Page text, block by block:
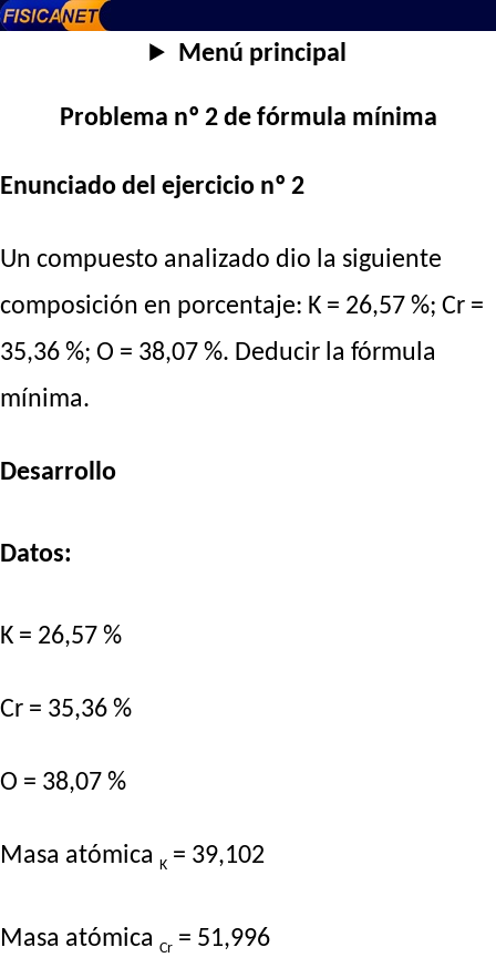
Menú principal
Problema nº 2 de fórmula mínima
Enunciado del ejercicio nº 2
Un compuesto analizado dio la siguiente
composición en porcentaje: K = 26,57 %; Cr =
35,36 %; O = 38,07 %. Deducir la fórmula
mínima.
Desarrollo
Datos:
K = 26,57 %
Cr = 35,36 %
O = 38,07 %
Masa atómica K = 39,102
Masa atómica Cr = 51,996